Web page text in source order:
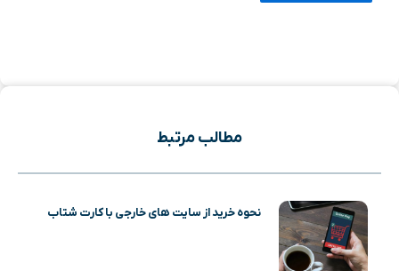
مطالب مرتبط
نحوه خرید از سایت های خارجی با کارت شتاب